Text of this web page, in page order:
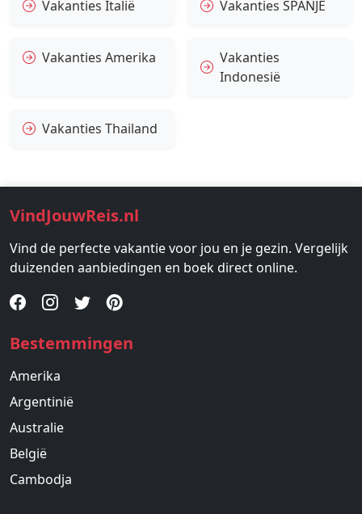
Vakanties Italië Vakanties SPANJE
Vakanties Amerika
Vakanties
Indonesië
Vakanties Thailand
VindJouwReis.nl
Vind de perfecte vakantie voor jou en je gezin. Vergelijk
duizenden aanbiedingen en boek direct online.
Bestemmingen
Amerika
Argentinië
Australie
België
Cambodja